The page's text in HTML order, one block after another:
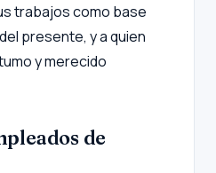
trabajos como base
presente, y a quien
y merecido
de